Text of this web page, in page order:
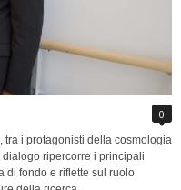
0
tra i protagonisti della cosmologia
ripercorre i principali
di fondo e riflette sul ruolo